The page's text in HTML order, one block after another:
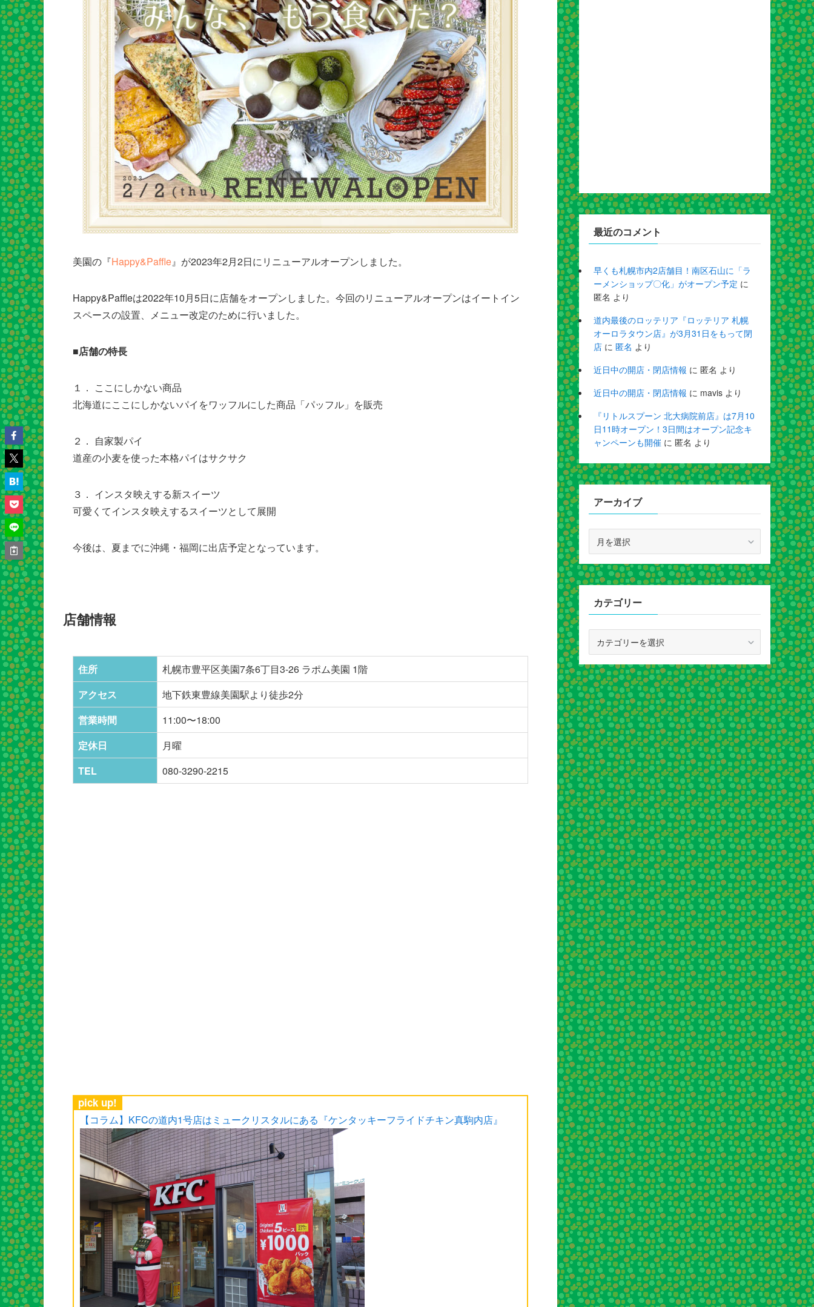
美園の『Happy&Paffle』が2023年2月2日にリニューアルオープンしました。
Happy&Paffleは2022年10月5日に店舗をオープンしました。今回のリニューアルオープンはイートイン
スペースの設置、メニュー改定のために行いました。
■店舗の特長
１． ここにしかない商品
北海道にここにしかないパイをワッフルにした商品「パッフル」を販売
２． 自家製パイ
道産の小麦を使った本格パイはサクサク
３． インスタ映えする新スイーツ
可愛くてインスタ映えするスイーツとして展開
今後は、夏までに沖縄・福岡に出店予定となっています。
店舗情報
住所
札幌市豊平区美園7条6丁目3-26 ラポム美園 1階
アクセス
地下鉄東豊線美園駅より徒歩2分
営業時間
11:00〜18:00
定休日
月曜
TEL
080-3290-2215
pick up!
【コラム】KFCの道内1号店はミュークリスタルにある『ケンタッキーフライドチキン真駒内店』
最近のコメント
早くも札幌市内2店舗目！南区石山に「ラ
ーメンショップ〇化」がオープン予定 に
匿名 より
道内最後のロッテリア『ロッテリア 札幌
オーロラタウン店』が3月31日をもって閉
店 に 匿名 より
近日中の開店・閉店情報 に 匿名 より
近日中の開店・閉店情報 に mavis より
『リトルスプーン 北大病院前店』は7月10
日11時オープン！3日間はオープン記念キ
ャンペーンも開催 に 匿名 より
アーカイブ
カ
イ
ブ
カテゴリー
ゴ
リ
ー